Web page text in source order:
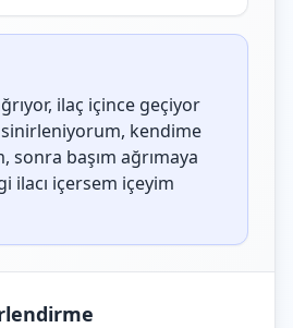
ilaç içince geçiyor
kendime
sonra başım ağrımaya
ilacı içersem içeyim